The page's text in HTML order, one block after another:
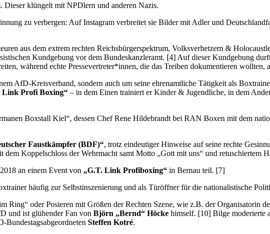
. Dieser klüngelt mit NPDlern und anderen Nazis.
zu verbergen: Auf Instagram verbreitet sie Bilder mit Adler und
aus dem extrem rechten Reichsbürgerspektrum, Volksverhetzern &
Kundgebung vor dem Bundeskanzleramt. [4] Auf dieser Kundgebung
während echte Pressevertreter*innen, die das Treiben dokumentieren wollten,
AfD-Kreisverband, sondern auch um seine ehrenamtliche Tätigkeit als
Link Profi Boxing“ – in dem Einen trainiert er Kinder & Jugendliche, in dem
Boxstall Kiel“, dessen Chef Rene Hildebrandt bei RAN Boxen mit dem
Faustkämpfer (BDF)“, trotz eindeutiger Hinweise auf seine rechte
Koppelschloss der Wehrmacht samt Motto „Gott mit uns“ und retuschiertem
an einem Event von „G.T. Link Profiboxing“ in Bernau teil. [7]
häufig zur Selbstinszenierung und als Türöffner für die nationalistische
Ring“ oder Posieren mit Größen der Rechten Szene, wie z.B. der Organisatorin
und ist glühender Fan von Björn „Bernd“ Höcke himself. [10] Bilge moderierte
Bundestagsabgeordneten Steffen Kotré.